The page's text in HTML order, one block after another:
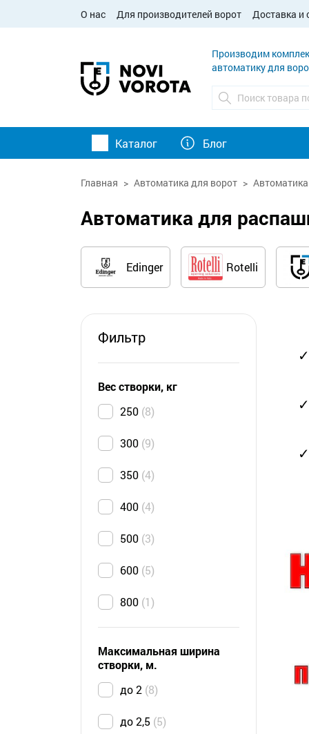
О нас Для производителей ворот Доставка и
Производим
автоматику для
Каталог Блог
Главная Автоматика для ворот
Автоматика для
Edinger Rotelli
Фильтр
Вес створки, кг
250 8
300 9
350 4
400 4
500 3
600 5
800 1
Максимальная ширина
створки, м.
до 2 8
до 2,5 5